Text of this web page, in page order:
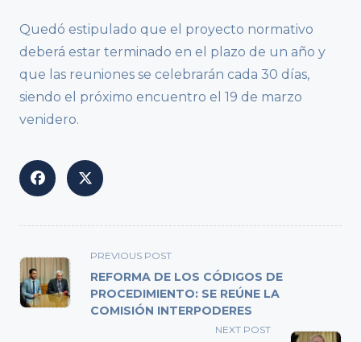
Quedó estipulado que el proyecto normativo
deberá estar terminado en el plazo de un año y
que las reuniones se celebrarán cada 30 días,
siendo el próximo encuentro el 19 de marzo
venidero.
<span
class="nav-
subtitle
screen-
PREVIOUS POST
REFORMA DE LOS CÓDIGOS DE
PROCEDIMIENTO: SE REÚNE LA
COMISIÓN INTERPODERES
NEXT POST